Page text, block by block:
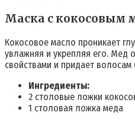
Маска с кокосовым
Кокосовое масло проникает
увлажняя и укрепляя его. Мед
свойствами и придает волосам
Ингредиенты:
2 столовые ложки
1 столовая ложка меда